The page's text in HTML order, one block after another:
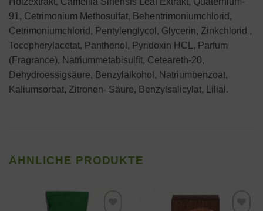
91, Cetrimonium Methosulfat, Behentrimoniumchlorid,
Cetrimoniumchlorid, Pentylenglycol, Glycerin, Zinkchlorid ,
Tocopherylacetat, Panthenol, Pyridoxin HCL, Parfum
(Fragrance), Natriummetabisulfit, Ceteareth-20,
Dehydroessigsäure, Benzylalkohol, Natriumbenzoat,
Kaliumsorbat, Zitronen- Säure, Benzylsalicylat, Lilial.
ÄHNLICHE PRODUKTE